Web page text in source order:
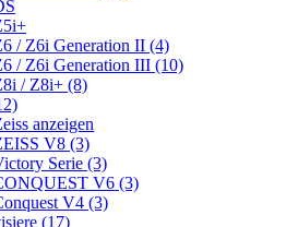
/ Z6i Generation II (4)
/ Z6i Generation III (10)
/ Z8i+ (8)
anzeigen
V8 (3)
Serie (3)
V6 (3)
V4 (3)
(17)